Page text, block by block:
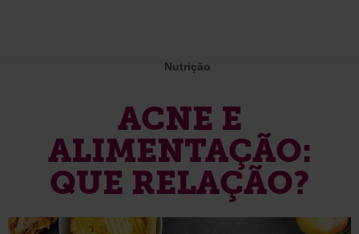
Nutrição
ACNE E
ALIMENTAÇÃO:
QUE RELAÇÃO?